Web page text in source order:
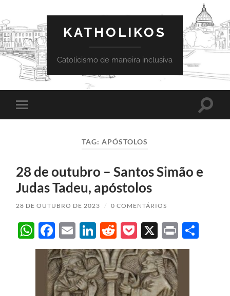
KATHOLIKOS
Catolicismo de maneira inclusiva
Toggle
mobile
Toggle
TAG:APÓSTOLOS
28 de outubro – Santos Simão e
Judas Tadeu, apóstolos
28 DE OUTUBRO DE 2023 / 0 COMENTÁRIOS
WhatsApp
Facebook
EmailLinkedIn
Reddit
Pocket
X Print